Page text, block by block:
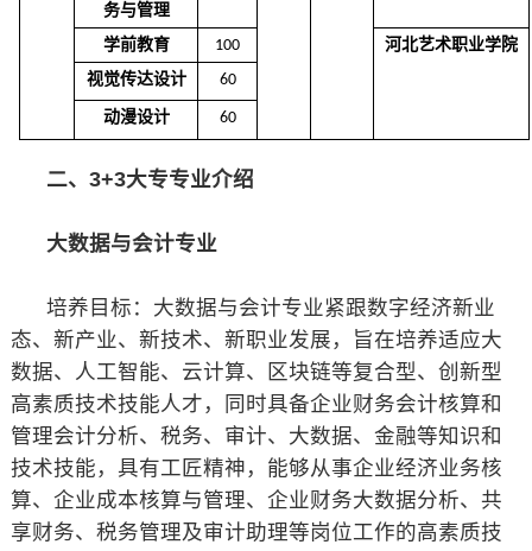
务与管理
学前教育 100
河北艺术职业学院
视觉传达设计 60
动漫设计 60
二、3+3大专专业介绍
大数据与会计专业
培养目标：大数据与会计专业紧跟数字经济新业
态、新产业、新技术、新职业发展，旨在培养适应大
数据、人工智能、云计算、区块链等复合型、创新型
高素质技术技能人才，同时具备企业财务会计核算和
管理会计分析、税务、审计、大数据、金融等知识和
技术技能，具有工匠精神，能够从事企业经济业务核
算、企业成本核算与管理、企业财务大数据分析、共
享财务、税务管理及审计助理等岗位工作的高素质技